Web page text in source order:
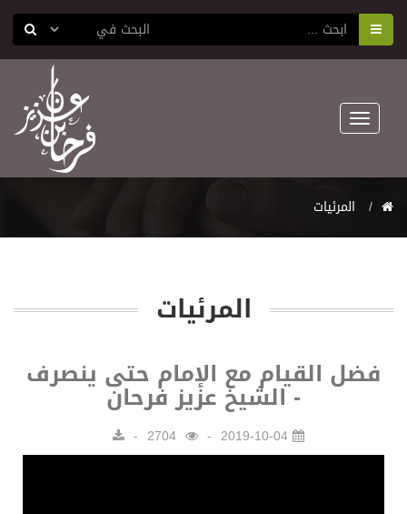
Toggle
navigation
المرئيات
المرئيات
فضل القيام مع الإمام حتى ينصرف
- الشيخ عزيز فرحان
2019-10-04
2704